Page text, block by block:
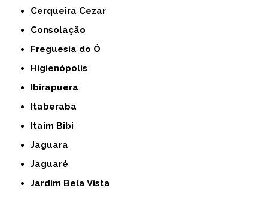
Cerqueira Cezar
Consolação
Freguesia do Ó
Higienópolis
Ibirapuera
Itaberaba
Itaim Bibi
Jaguara
Jaguaré
Jardim Bela Vista